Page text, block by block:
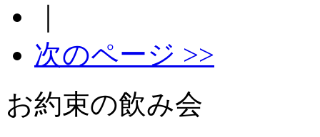
次のページ >>
お約束の飲み会